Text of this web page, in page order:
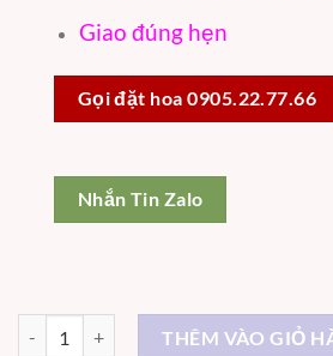
Giao đúng hẹn
Gọi đặt hoa 0905.22.77.66
Nhắn Tin Zalo
Gấu hoa hồng sáp 70cm số lượng
THÊM VÀO GIỎ